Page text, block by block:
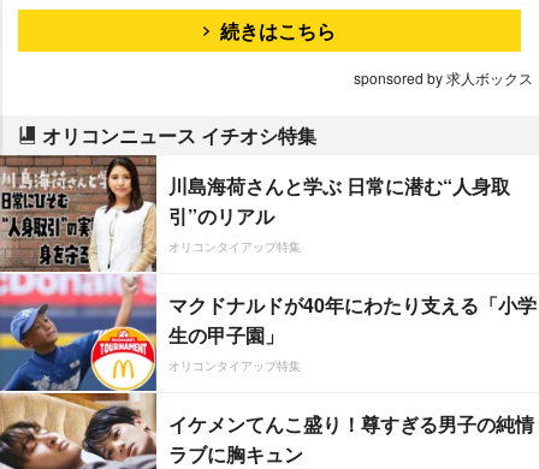
続きはこちら
sponsored by 求人ボックス
オリコンニュース イチオシ特集
川島海荷さんと学ぶ 日常に潜む“人身取
引”のリアル
オリコンタイアップ特集
マクドナルドが40年にわたり支える「小学
生の甲子園」
オリコンタイアップ特集
イケメンてんこ盛り！尊すぎる男子の純情
ラブに胸キュン